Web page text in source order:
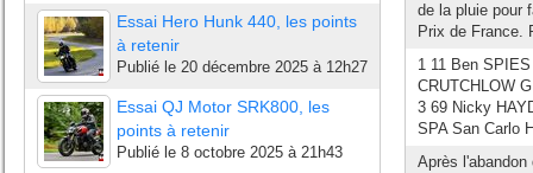
Essai Hero Hunk 440, les points
à retenir
Publié le 20 décembre 2025 à 12h27
Essai QJ Motor SRK800, les
points à retenir
Publié le 8 octobre 2025 à 21h43
de la pluie pour
Prix de France.
1 11 Ben
CRUTCHLOW
3 69 Nicky
SPA San Carlo
Après